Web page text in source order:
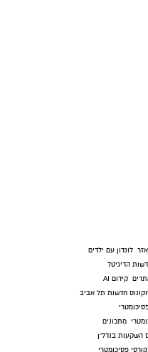
לונדון עם ילדים
הדיגיטל
קידום AI
חדשות תל אביב
מתכונים
השקעות בנדל"ן
קורסי פסיכומטרי